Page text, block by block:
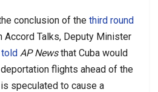
conclusion of the third round
Accord Talks, Deputy Minister
told AP Newsthat Cuba would
flights ahead of the
speculated to cause a